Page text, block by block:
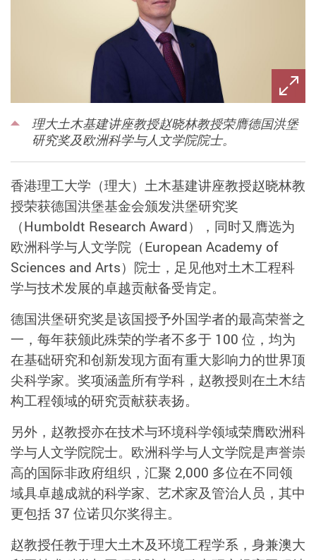
理大土木基建讲座教授赵晓林教授荣膺德国洪堡
研究奖及欧洲科学与人文学院院士。
香港理工大学（理大）土木基建讲座教授赵晓林教
授荣获德国洪堡基金会颁发洪堡研究奖
（Humboldt Research Award），同时又膺选为
欧洲科学与人文学院（European Academy of
Sciences and Arts）院士，足见他对土木工程科
学与技术发展的卓越贡献备受肯定。
德国洪堡研究奖是该国授予外国学者的最高荣誉之
一，每年获颁此殊荣的学者不多于 100 位，均为
在基础研究和创新发现方面有重大影响力的世界顶
尖科学家。奖项涵盖所有学科，赵教授则在土木结
构工程领域的研究贡献获表扬。
另外，赵教授亦在技术与环境科学领域荣膺欧洲科
学与人文学院院士。欧洲科学与人文学院是声誉崇
高的国际非政府组织，汇聚 2,000 多位在不同领
域具卓越成就的科学家、艺术家及管治人员，其中
更包括 37 位诺贝尔奖得主。
赵教授任教于理大土木及环境工程学系，身兼澳大